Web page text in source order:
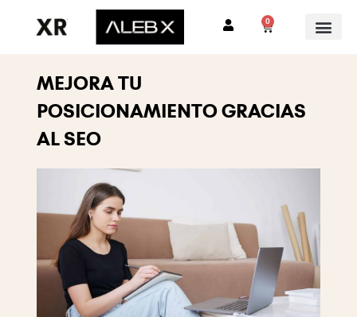
0
Cart
MEJORA TU
POSICIONAMIENTO GRACIAS
AL SEO